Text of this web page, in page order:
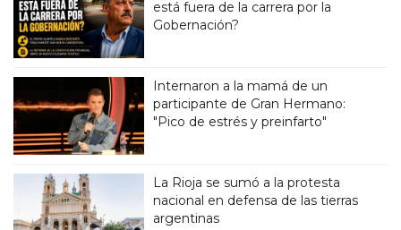
está fuera de la carrera por la
Gobernación?
Internaron a la mamá de un
participante de Gran Hermano:
"Pico de estrés y preinfarto"
La Rioja se sumó a la protesta
nacional en defensa de las tierras
argentinas